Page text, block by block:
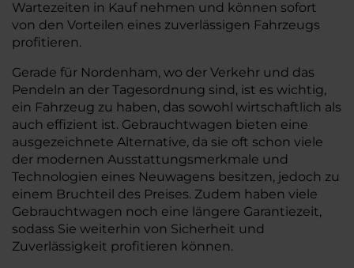
Wartezeiten in Kauf nehmen und können sofort
von den Vorteilen eines zuverlässigen Fahrzeugs
profitieren.
Gerade für Nordenham, wo der Verkehr und das
Pendeln an der Tagesordnung sind, ist es wichtig,
ein Fahrzeug zu haben, das sowohl wirtschaftlich als
auch effizient ist. Gebrauchtwagen bieten eine
ausgezeichnete Alternative, da sie oft schon viele
der modernen Ausstattungsmerkmale und
Technologien eines Neuwagens besitzen, jedoch zu
einem Bruchteil des Preises. Zudem haben viele
Gebrauchtwagen noch eine längere Garantiezeit,
sodass Sie weiterhin von Sicherheit und
Zuverlässigkeit profitieren können.